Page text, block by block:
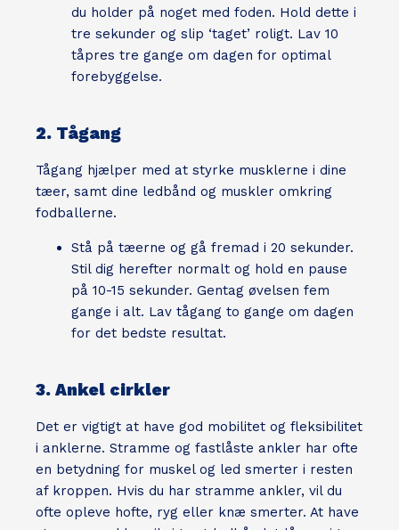
du holder på noget med foden. Hold dette i
tre sekunder og slip ‘taget’ roligt. Lav 10
tåpres tre gange om dagen for optimal
forebyggelse.
2. Tågang
Tågang hjælper med at styrke musklerne i dine
tæer, samt dine ledbånd og muskler omkring
fodballerne.
Stå på tæerne og gå fremad i 20 sekunder.
Stil dig herefter normalt og hold en pause
på 10-15 sekunder. Gentag øvelsen fem
gange i alt. Lav tågang to gange om dagen
for det bedste resultat.
3. Ankel cirkler
Det er vigtigt at have god mobilitet og fleksibilitet
i anklerne. Stramme og fastlåste ankler har ofte
en betydning for muskel og led smerter i resten
af kroppen. Hvis du har stramme ankler, vil du
ofte opleve hofte, ryg eller knæ smerter. At have